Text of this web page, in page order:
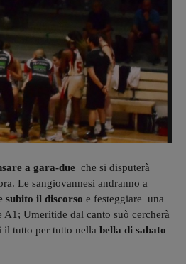
a gara-due che si disputerà
Le sangiovannesi andranno a
subito il discorso e festeggiare una
Umeritide dal canto suò cercherà
il tutto per tutto nella bella di sabato